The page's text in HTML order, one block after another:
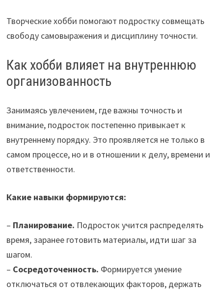
Творческие хобби помогают подростку совмещать
свободу самовыражения и дисциплину точности.
Как хобби влияет на внутреннюю
организованность
Занимаясь увлечением, где важны точность и
внимание, подросток постепенно привыкает к
внутреннему порядку. Это проявляется не только в
самом процессе, но и в отношении к делу, времени и
ответственности.
Какие навыки формируются:
– Планирование. Подросток учится распределять
время, заранее готовить материалы, идти шаг за
шагом.
– Сосредоточенность. Формируется умение
отключаться от отвлекающих факторов, держать